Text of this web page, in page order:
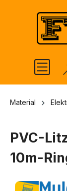
springen
Material
PVC-
10m-